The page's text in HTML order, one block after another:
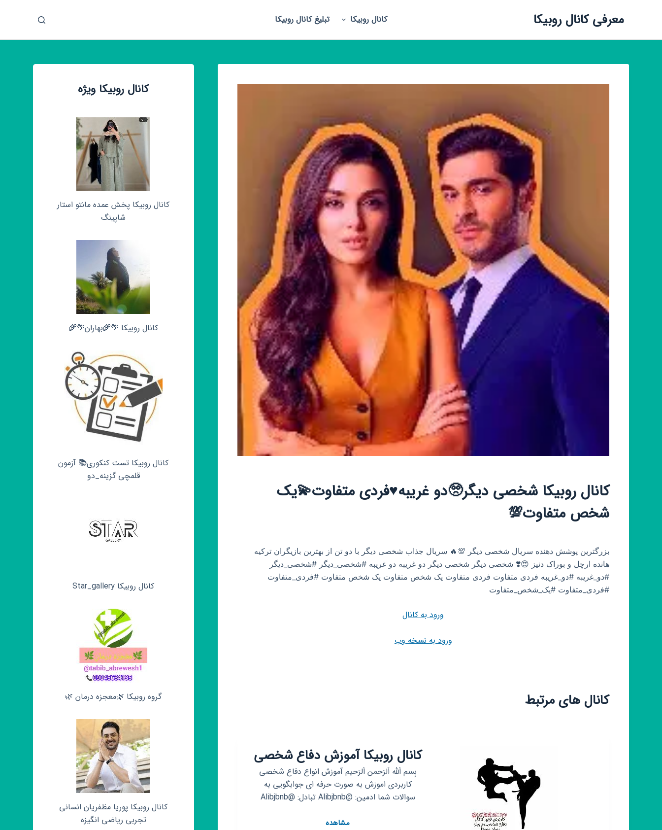
ش
معرفی کانال روبیکا کانال روبیکا تبلیغ کانال روبیکا
کانال روبیکا شخصی دیگر🥺دو غریبه♥️فردی متفاوت💫یک
شخص متفاوت💯
بزرگترین پوشش دهنده سریال شخصی دیگر 💯🔥 سریال جذاب شخصی دیگر با دو تن از بهترین بازیگران ترکیه
هانده ارچل و بوراک دنیز 😍❣️ شخصی دیگر شخصی دیگر دو غریبه دو غریبه #شخصی_دیگر #شخصی_دیگر
#دو_غریبه #دو_غریبه فردی متفاوت فردی متفاوت یک شخص متفاوت یک شخص متفاوت #فردی_متفاوت
#فردی_متفاوت #یک_شخص_متفاوت
ورود به کانال
ورود به نسخه وب
کانال های مرتبط
کانال روبیکا آموزش دفاع شخصی
بِسم اَلله اَلرَحمن اَلرَحیم آموزش انواع دفاع شخصی
کاربردی اموزش به صورت حرفه ای جوابگویی به
سوالات شما ادمین: @Alibjbnb تبادل: @Alibjbnb
مشاهدهکانال
کانال روبیکا ویژه
کانال روبیکا پخش عمده مانتو استار
شاپینگ
کانال روبیکا 🌴🌾بهاران🌴🌾
کانال روبیکا تست کنکوری📚 آزمون
قلمچی‌‌ گزینه_دو
کانال روبیکا Star_gallery
گروه روبیکا 🌿معجزه درمان 🌿
کانال روبیکا پوریا مظفریان انسانی
تجربی ریاضی انگیزه